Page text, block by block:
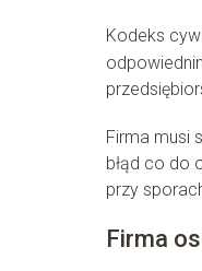
Kodeks
Firma musi
błąd co do
przy
Firma